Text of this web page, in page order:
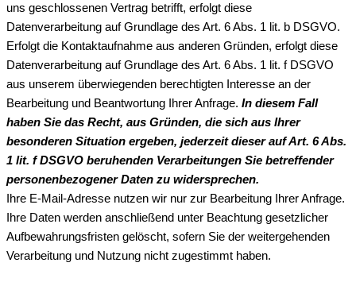
uns geschlossenen Vertrag betrifft, erfolgt diese
Datenverarbeitung auf Grundlage des Art. 6 Abs. 1 lit. b DSGVO.
Erfolgt die Kontaktaufnahme aus anderen Gründen, erfolgt diese
Datenverarbeitung auf Grundlage des Art. 6 Abs. 1 lit. f DSGVO
aus unserem überwiegenden berechtigten Interesse an der
Bearbeitung und Beantwortung Ihrer Anfrage. In diesem Fall
haben Sie das Recht, aus Gründen, die sich aus Ihrer
besonderen Situation ergeben, jederzeit dieser auf Art. 6 Abs.
1 lit. f DSGVO beruhenden Verarbeitungen Sie betreffender
personenbezogener Daten zu widersprechen.
Ihre E-Mail-Adresse nutzen wir nur zur Bearbeitung Ihrer Anfrage.
Ihre Daten werden anschließend unter Beachtung gesetzlicher
Aufbewahrungsfristen gelöscht, sofern Sie der weitergehenden
Verarbeitung und Nutzung nicht zugestimmt haben.